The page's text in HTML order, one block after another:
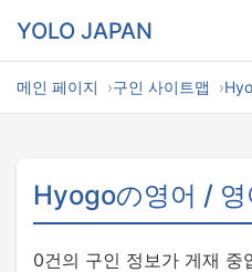
YOLO JAPAN
메인 페이지 구인 사이트맵
Hyogoの영어 / 영
0건의 구인 정보가 게재 중